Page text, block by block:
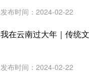
发布时间：2024-02-22
我在云南过大年｜传统
发布时间：2024-02-22